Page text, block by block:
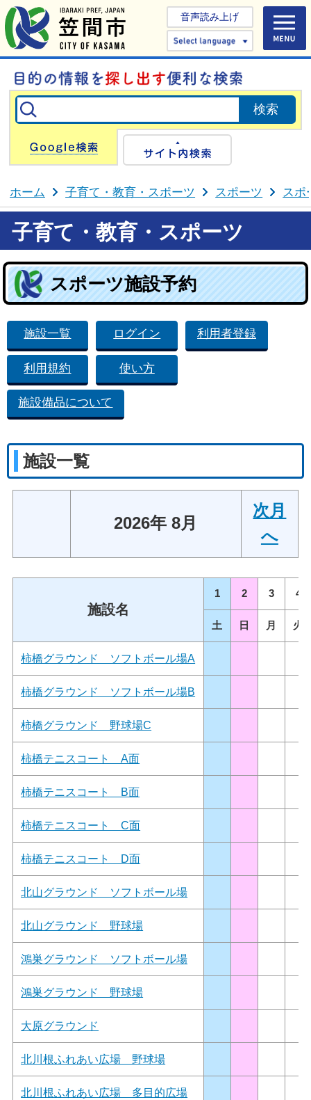
音声読み上げ
Select
Google検索
ホーム 子育て・教育・スポーツ スポーツ スポ
子育て・教育・スポーツ
スポーツ施設予約
施設一覧 ログイン 利用者登録
利用規約 使い方
施設備品について
施設一覧
2026年 8月
次月
へ
施設名
1 2 3 4
土 日 月 火
柿橋グラウンド ソフトボール場A
柿橋グラウンド ソフトボール場B
柿橋グラウンド 野球場C
柿橋テニスコート A面
柿橋テニスコート B面
柿橋テニスコート C面
柿橋テニスコート D面
北山グラウンド ソフトボール場
北山グラウンド 野球場
鴻巣グラウンド ソフトボール場
鴻巣グラウンド 野球場
大原グラウンド
北川根ふれあい広場 野球場
北川根ふれあい広場 多目的広場